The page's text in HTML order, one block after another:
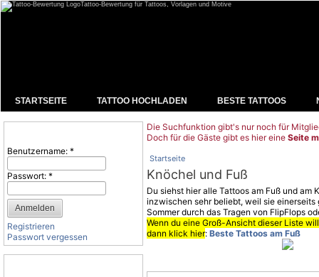
Tattoo-Bewertung für Tattoos, Vorlagen und Motive
STARTSEITE TATTOO HOCHLADEN BESTE TATTOOS
Benutzername: *
Passwort: *
Registrieren
Passwort vergessen
Die Suchfunktion gibt's nur noch für
Doch für die Gäste gibt es hier eine Seite
Startseite
Knöchel und Fuß
Du siehst hier alle Tattoos am Fuß und am
inzwischen sehr beliebt, weil sie
Sommer durch das Tragen von FlipFlops
Wenn du eine Groß-Ansicht dieser Liste
dann klick hier: Beste Tattoos am Fuß